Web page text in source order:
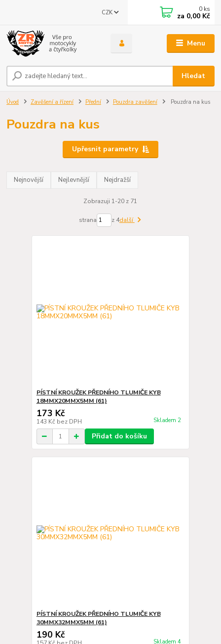
Menu
CZK
Hledat
0 ks
za 0,00 Kč
Úvod Zavěšení a řízení Přední Pouzdra zavěšení Pouzdra na kus
Pouzdra na kus
Upřesnit parametry
Nejnovější Nejlevnější Nejdražší
Zobrazuji 1-20 z 71
strana z 4další
PÍSTNÍ KROUŽEK PŘEDNÍHO TLUMIČE KYB
18MMX20MMX5MM (61)
173 Kč
143 Kč bez DPH Skladem 2
Přidat do košíku
PÍSTNÍ KROUŽEK PŘEDNÍHO TLUMIČE KYB
30MMX32MMX5MM (61)
190 Kč
Skladem 4